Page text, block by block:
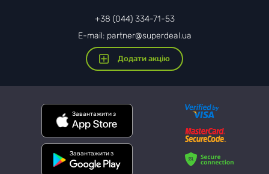
+38 (044) 334-71-53
E-mail: partner@superdeal.ua
Додати акцію
Завантажити з
Завантажити з